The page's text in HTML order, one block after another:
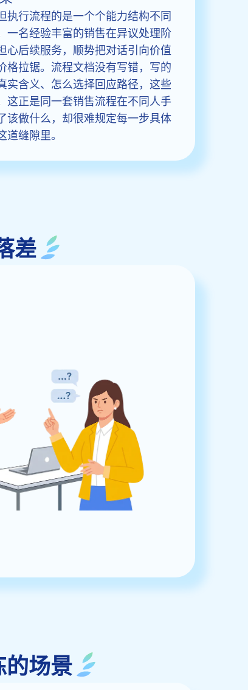
执行流程的是一个个能力结构不同
一名经验丰富的销售在异议处理阶
心后续服务，顺势把对话引向价值
格拉锯。流程文档没有写错，写的
实含义、怎么选择回应路径，这些
这正是同一套销售流程在不同人手
该做什么，却很难规定每一步具体
缝隙里。
差
场景